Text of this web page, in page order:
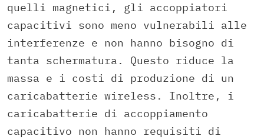
quelli magnetici, gli accoppiatori
capacitivi sono meno vulnerabili alle
interferenze e non hanno bisogno di
tanta schermatura. Questo riduce la
massa e i costi di produzione di un
caricabatterie wireless. Inoltre, i
caricabatterie di accoppiamento
capacitivo non hanno requisiti di